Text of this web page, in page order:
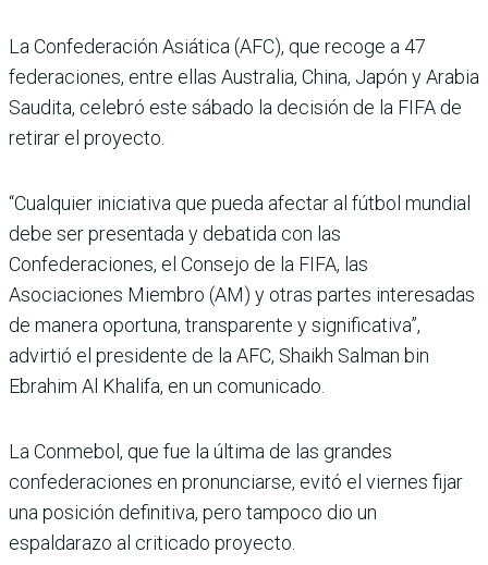
La Confederación Asiática (AFC), que recoge a 47
federaciones, entre ellas Australia, China, Japón y Arabia
Saudita, celebró este sábado la decisión de la FIFA de
retirar el proyecto.
“Cualquier iniciativa que pueda afectar al fútbol mundial
debe ser presentada y debatida con las
Confederaciones, el Consejo de la FIFA, las
Asociaciones Miembro (AM) y otras partes interesadas
de manera oportuna, transparente y significativa”,
advirtió el presidente de la AFC, Shaikh Salman bin
Ebrahim Al Khalifa, en un comunicado.
La Conmebol, que fue la última de las grandes
confederaciones en pronunciarse, evitó el viernes fijar
una posición definitiva, pero tampoco dio un
espaldarazo al criticado proyecto.